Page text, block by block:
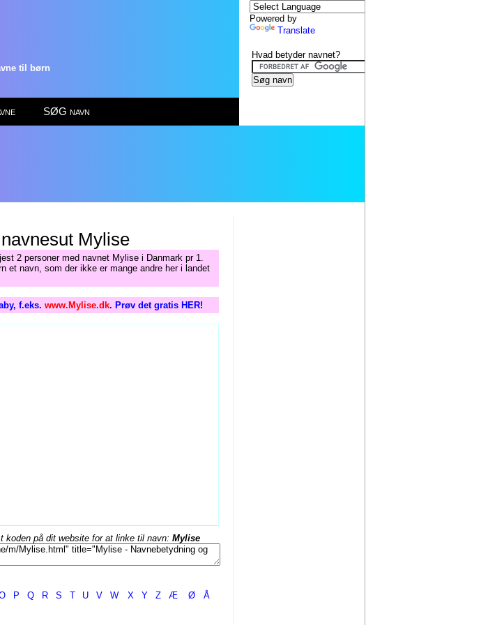
til børn
SØG navn
Mylise
2 personer med navnet Mylise i Danmark pr 1.
et navn, som der ikke er mange andre her i landet
f.eks. www.Mylise.dk. Prøv det gratis HER!
koden på dit website for at linke til navn: Mylise
P Q R S T U V W X Y Z Æ Ø Å
Powered by
Translate
Hvad betyder navnet?